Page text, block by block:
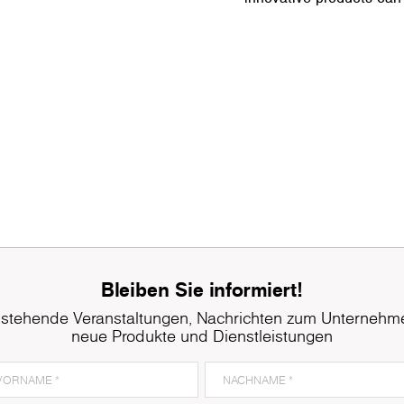
Bleiben Sie informiert!
Veranstaltungen, Nachrichten zum
neue Produkte und Dienstleistungen